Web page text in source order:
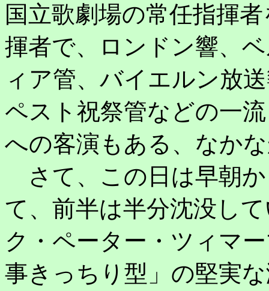
国立歌劇場の常任指揮
揮者で、ロンドン響、
ィア管、バイエルン放
ペスト祝祭管などの一
への客演もある、なか
さて、この日は早朝
て、前半は半分沈没し
ク・ペーター・ツィマ
事きっちり型」の堅実